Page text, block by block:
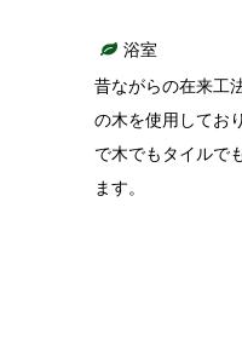
浴室
昔ながらの在来工
の木を使用してお
で木でもタイルで
ます。